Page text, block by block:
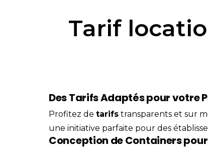
Tarif
Des Tarifs Adaptés pour votre
Profitez de tarifs transparents et sur
une initiative parfaite pour des
Conception de Containers